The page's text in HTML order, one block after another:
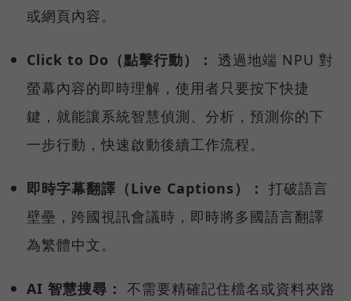
或網頁內容。
Click to Do（點擊行動）： 透過地端 NPU 對
螢幕內容的即時理解，使用者只要按下快捷
鍵，就能讓系統智慧偵測、分析，預測你的下
一步行動，快速啟動後續工作流程。
即時字幕翻譯（Live Captions）： 打破語言
壁壘，跨國視訊會議時，即時將多國語言翻譯
為繁體中文。
AI 智慧搜尋： 不需要精確記住檔名或資料夾路